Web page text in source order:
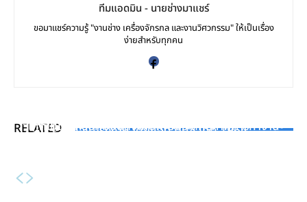
ทีมแอดมิน - นายช่างมาแชร์
ขอมาแชร์ความรู้ "งานช่าง เครื่องจักรกล และงานวิศวกรรม" ให้เป็นเรื่อง
ง่ายสำหรับทุกคน
RELATEDมั่นใจในโรงงาน โดยแอดวานซ์ เทค 1964
เทคโนโลยีควบคุมขั้นสูงเพื่อเพิ่มประสิทธิภาพการทำงาน
SMC เผยความสำเร็จในการผลักดันอุตสาหกรรมไทยก้าวสู่
4.0 พร้อมเผยผลการสำรวจระดับความพร้อมอุตสาหกรรม